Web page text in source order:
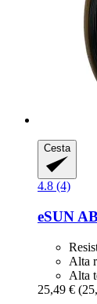
Cesta
4.8 (4)
eSUN
Alta
Alta
25,49 €